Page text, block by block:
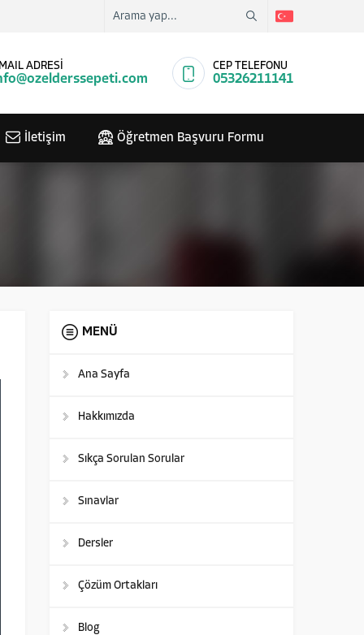
ADRESİ CEP TELEFONU
05326211141
İletişim Öğretmen Başvuru Formu
MENÜ
Ana Sayfa
Hakkımızda
Sıkça Sorulan Sorular
Sınavlar
Dersler
Çözüm Ortakları
Blog